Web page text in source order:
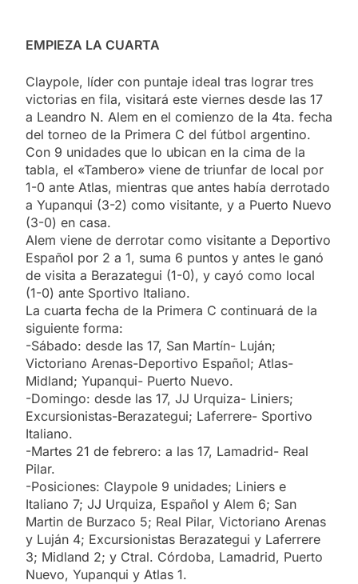
EMPIEZA LA CUARTA
Claypole, líder con puntaje ideal tras lograr tres
victorias en fila, visitará este viernes desde las 17
a Leandro N. Alem en el comienzo de la 4ta. fecha
del torneo de la Primera C del fútbol argentino.
Con 9 unidades que lo ubican en la cima de la
tabla, el «Tambero» viene de triunfar de local por
1-0 ante Atlas, mientras que antes había derrotado
a Yupanqui (3-2) como visitante, y a Puerto Nuevo
(3-0) en casa.
Alem viene de derrotar como visitante a Deportivo
Español por 2 a 1, suma 6 puntos y antes le ganó
de visita a Berazategui (1-0), y cayó como local
(1-0) ante Sportivo Italiano.
La cuarta fecha de la Primera C continuará de la
siguiente forma:
-Sábado: desde las 17, San Martín- Luján;
Victoriano Arenas-Deportivo Español; Atlas-
Midland; Yupanqui- Puerto Nuevo.
-Domingo: desde las 17, JJ Urquiza- Liniers;
Excursionistas-Berazategui; Laferrere- Sportivo
Italiano.
-Martes 21 de febrero: a las 17, Lamadrid- Real
Pilar.
-Posiciones: Claypole 9 unidades; Liniers e
Italiano 7; JJ Urquiza, Español y Alem 6; San
Martin de Burzaco 5; Real Pilar, Victoriano Arenas
y Luján 4; Excursionistas Berazategui y Laferrere
3; Midland 2; y Ctral. Córdoba, Lamadrid, Puerto
Nuevo, Yupanqui y Atlas 1.